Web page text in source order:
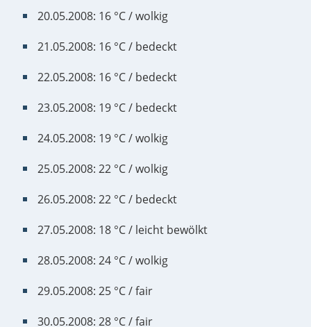
20.05.2008: 16 °C / wolkig
21.05.2008: 16 °C / bedeckt
22.05.2008: 16 °C / bedeckt
23.05.2008: 19 °C / bedeckt
24.05.2008: 19 °C / wolkig
25.05.2008: 22 °C / wolkig
26.05.2008: 22 °C / bedeckt
27.05.2008: 18 °C / leicht bewölkt
28.05.2008: 24 °C / wolkig
29.05.2008: 25 °C / fair
30.05.2008: 28 °C / fair